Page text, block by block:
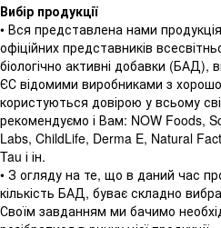
Вибір продукції
• Вся представлена ​​нами
офіційних представників
біологічно активні добавки (БАД),
ЄС відомими виробниками з
користуються довірою у всьому
рекомендуємо і Вам: NOW Foods,
Labs, ChildLife, Derma E, Natural
Tau і ін.
• З огляду на те, що в даний час
кількість БАД, буває складно
Своїм завданням ми бачимо